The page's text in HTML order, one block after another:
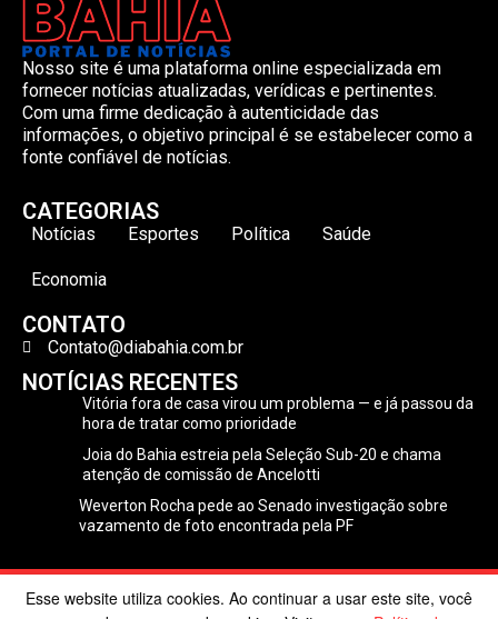
Nosso site é uma plataforma online especializada em
fornecer notícias atualizadas, verídicas e pertinentes.
Com uma firme dedicação à autenticidade das
informações, o objetivo principal é se estabelecer como a
fonte confiável de notícias.
CATEGORIAS
Notícias Esportes Política Saúde
Economia
CONTATO
Contato@diabahia.com.br
NOTÍCIAS RECENTES
Vitória fora de casa virou um problema — e já passou da
hora de tratar como prioridade
Joia do Bahia estreia pela Seleção Sub-20 e chama
atenção de comissão de Ancelotti
Weverton Rocha pede ao Senado investigação sobre
vazamento de foto encontrada pela PF
©2024 Dia Bahia. Todos os direitos reservados | Desenvolvido
Esse website utiliza cookies. Ao continuar a usar este site, você